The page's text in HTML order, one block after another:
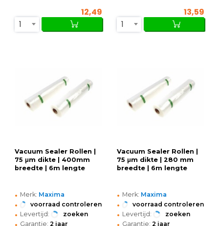
12,49
1
13,59
1
Vacuum Sealer Rollen |
75 μm dikte | 400mm
breedte | 6m lengte
• Merk: Maxima
• voorraad controleren
• Levertijd: zoeken
Garantie: 2 jaar
Vacuum Sealer Rollen |
75 μm dikte | 280 mm
breedte | 6m lengte
• Merk: Maxima
• voorraad controleren
• Levertijd: zoeken
Garantie: 2 jaar